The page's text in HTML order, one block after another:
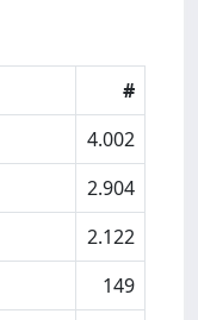
#
4.002
2.904
2.122
149